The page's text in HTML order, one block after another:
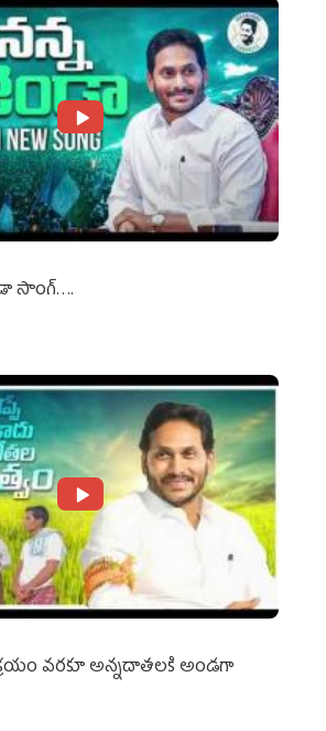
సాంగ్….
వరకూ అన్నదాతలకి అండగా